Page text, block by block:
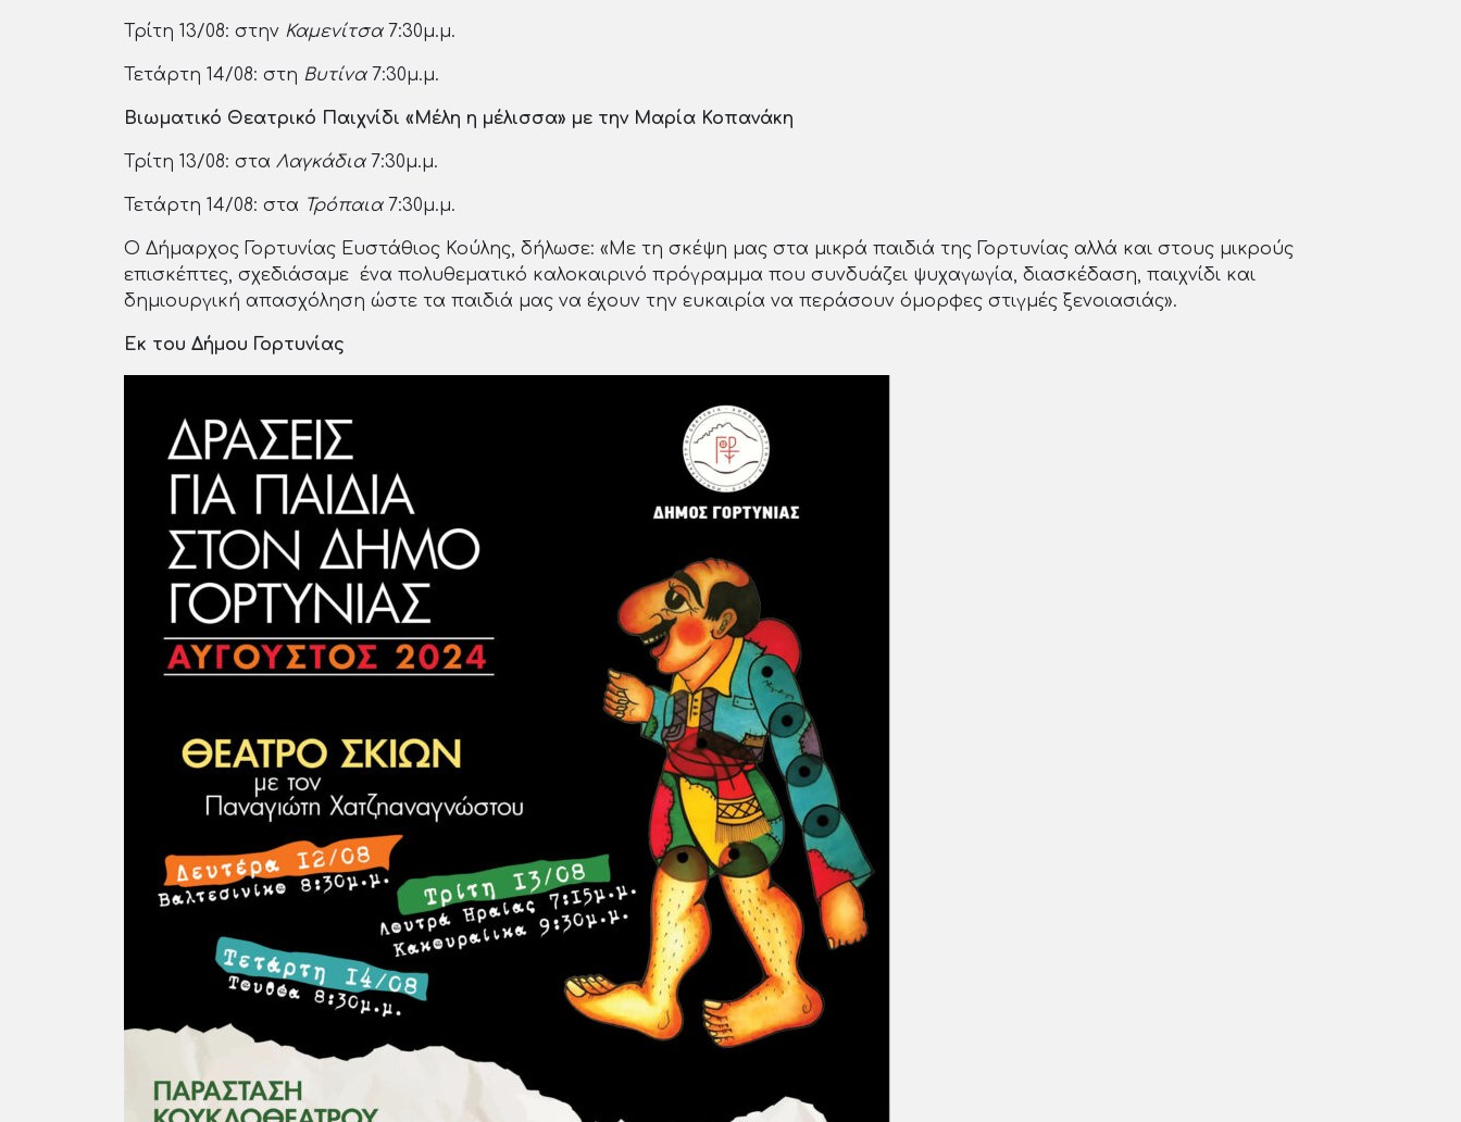
Τρίτη 13/08: στην Καμενίτσα 7:30μ.μ.
Τετάρτη 14/08: στη Βυτίνα 7:30μ.μ.
Βιωματικό Θεατρικό Παιχνίδι «Μέλη η μέλισσα» με την Μαρία Κοπανάκη
Τρίτη 13/08: στα Λαγκάδια7:30μ.μ.
Τετάρτη 14/08: στα Τρόπαια7:30μ.μ.
Ο Δήμαρχος Γορτυνίας Ευστάθιος Κούλης, δήλωσε: «Με τη σκέψη μας στα μικρά παιδιά της Γορτυνίας αλλά και στους μικρούς
επισκέπτες, σχεδιάσαμε ένα πολυθεματικό καλοκαιρινό πρόγραμμα που συνδυάζει ψυχαγωγία, διασκέδαση, παιχνίδι και
δημιουργική απασχόληση ώστε τα παιδιά μας να έχουν την ευκαιρία να περάσουν όμορφες στιγμές ξενοιασιάς».
Εκ του Δήμου Γορτυνίας